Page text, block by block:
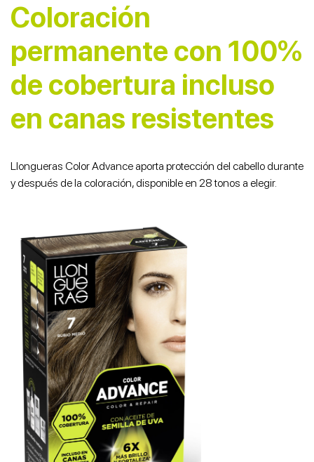
Coloración
permanente con​ 100%
de cobertura ​incluso
en canas resistentes
Llongueras Color Advance aporta protección del cabello durante
y después de la coloración, disponible en 28 tonos a elegir.